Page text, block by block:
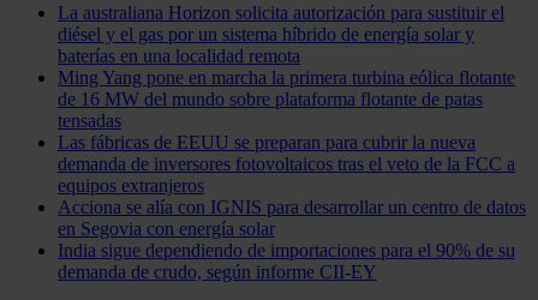
La australiana Horizon solicita autorización para sustituir el
diésel y el gas por un sistema híbrido de energía solar y
baterías en una localidad remota
Ming Yang pone en marcha la primera turbina eólica flotante
de 16 MW del mundo sobre plataforma flotante de patas
tensadas
Las fábricas de EEUU se preparan para cubrir la nueva
demanda de inversores fotovoltaicos tras el veto de la FCC a
equipos extranjeros
Acciona se alía con IGNIS para desarrollar un centro de datos
en Segovia con energía solar
India sigue dependiendo de importaciones para el 90% de su
demanda de crudo, según informe CII-EY